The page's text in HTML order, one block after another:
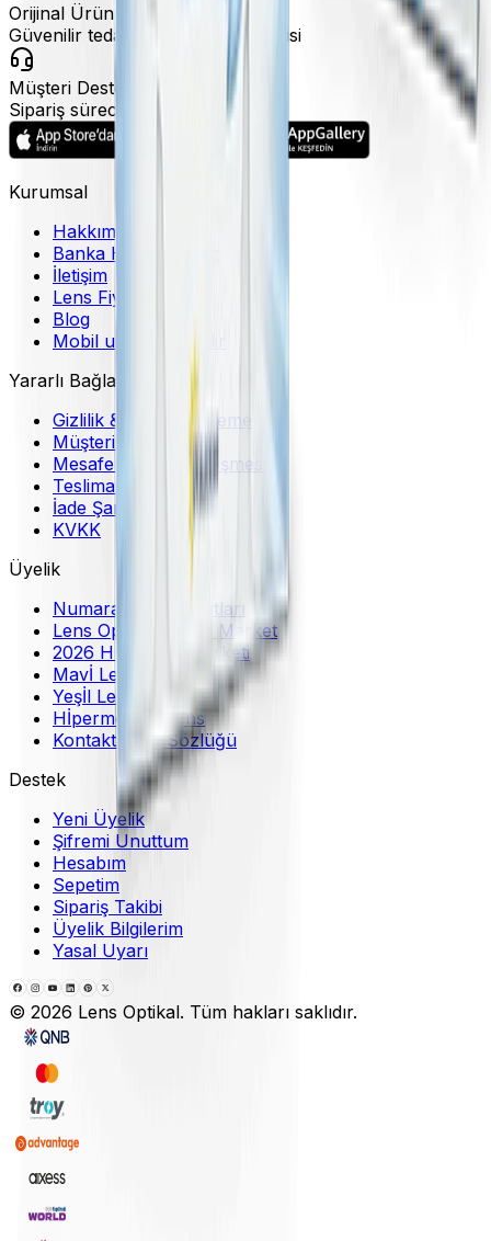
Orijinal Ürün
Güvenilir tedarik ve marka garantisi
Müşteri Desteği
Sipariş sürecinde hızlı destek
Kurumsal
Hakkımızda
Banka Hesaplarımız
İletişim
Lens Fiyatları
Blog
Mobil uygulama indir
Yararlı Bağlantılar
Gizlilik & Güvenli Ödeme
Müşteri Hizmetleri
Mesafeli Satış Sözleşmesi
Teslimat Bilgileri
İade Şartları
KVKK
Üyelik
Numaralı Lens Fiyatları
Lens Optikal Online Market
2026 Hızlı Lens Marketi
Mavİ Lens
Yeşİl Lens
Hİpermetrop Lens
Kontakt Lens Sözlüğü
Destek
Yeni Üyelik
Şifremi Unuttum
Hesabım
Sepetim
Sipariş Takibi
Üyelik Bilgilerim
Yasal Uyarı
© 2026 Lens Optikal. Tüm hakları saklıdır.